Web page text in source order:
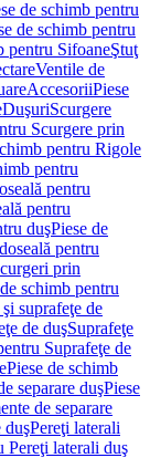
de schimb pentru
de schimb pentru
pentru SifoaneŞtuţ
Ventile de
AccesoriiPiese
DuşuriScurgere
Scurgere prin
pentru Rigole
pentru
pentru
pentru
duşPiese de
pentru
prin
schimb pentru
suprafeţe de
de duşSuprafeţe
Suprafeţe de
Piese de schimb
separare duşPiese
de separare
duşPereţi laterali
Pereţi laterali duş